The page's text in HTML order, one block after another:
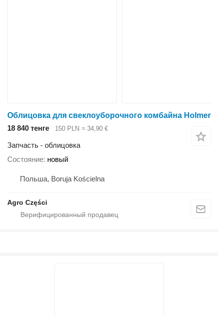
Облицовка для свеклоуборочного комбайна Holmer
18 840 тенге
150 PLN ≈ 34,90 €
Запчасть - облицовка
Состояние новый
Польша, Boruja Kościelna
Agro Części